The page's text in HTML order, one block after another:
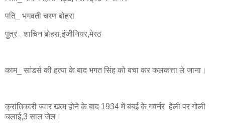
पति_ भगवती चरण बोहरा
पुत्र_ शाचिन बोहरा,इंजीनियर,मेरठ
काम_ सांडर्स की हत्या के बाद भगत सिंह को बचा कर कलकत्ता ले जाना।
क्रांतिकारी ज्वार खत्म होने के बाद 1934 में बंबई के गवर्नर हेली पर गोली
चलाई,3 साल जेल।